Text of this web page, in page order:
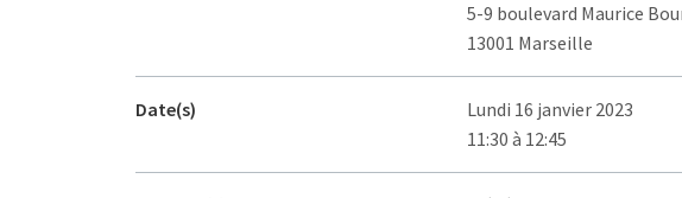
5-9 boulevard Maurice
13001 Marseille
Date(s)
Lundi 16 janvier 2023
11:30 à 12:45